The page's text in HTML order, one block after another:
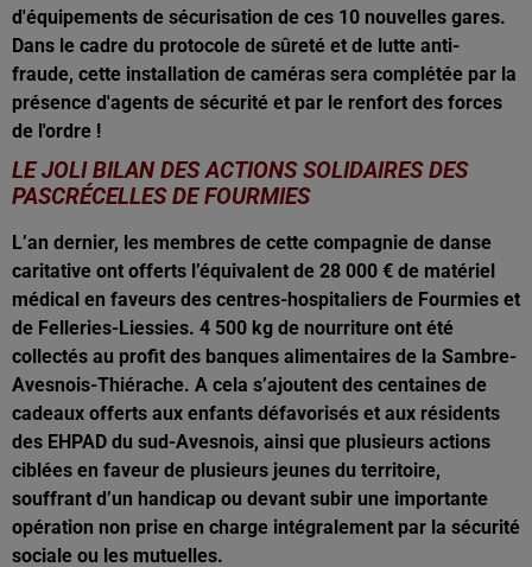
d'équipements de sécurisation de ces 10 nouvelles gares.
Dans le cadre du protocole de sûreté et de lutte anti-
fraude, cette installation de caméras sera complétée par la
présence d'agents de sécurité et par le renfort des forces
de l'ordre !
LE JOLI BILAN DES ACTIONS SOLIDAIRES DES
PASCRÉCELLES DE FOURMIES
L’an dernier, les membres de cette compagnie de danse
caritative ont offerts l’équivalent de 28 000 € de matériel
médical en faveurs des centres-hospitaliers de Fourmies et
de Felleries-Liessies. 4 500 kg de nourriture ont été
collectés au profit des banques alimentaires de la Sambre-
Avesnois-Thiérache. A cela s’ajoutent des centaines de
cadeaux offerts aux enfants défavorisés et aux résidents
des EHPAD du sud-Avesnois, ainsi que plusieurs actions
ciblées en faveur de plusieurs jeunes du territoire,
souffrant d’un handicap ou devant subir une importante
opération non prise en charge intégralement par la sécurité
sociale ou les mutuelles.